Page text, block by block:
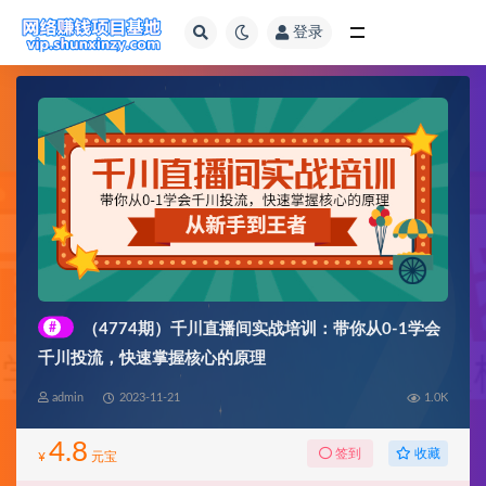
登录
#
（4774期）千川直播间实战培训：带你从0-1学会
千川投流，快速掌握核心的原理
admin 2023-11-21 1.0K
¥ 4.8 元宝 签到 收藏